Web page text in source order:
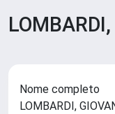
Nome completo
LOMBARDI,